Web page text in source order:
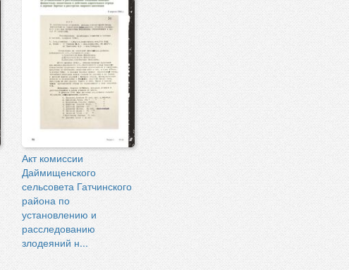
Акт комиссии
Даймищенского
сельсовета Гатчинского
района по
установлению и
расследованию
злодеяний н...